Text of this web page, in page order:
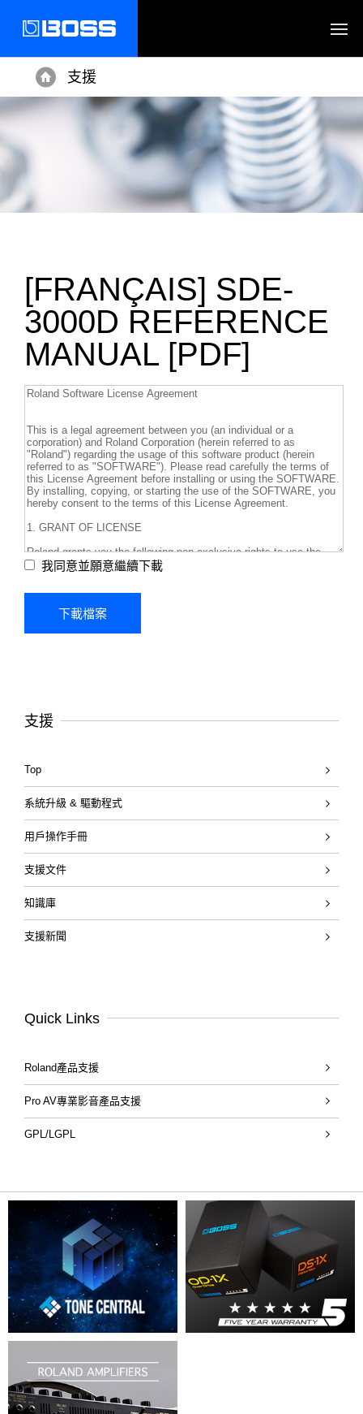
Home
支援
[FRANÇAIS] SDE-
3000D REFERENCE
MANUAL [PDF]
我同意並願意繼續下載
支援
Top
系統升級 & 驅動程式
用戶操作手冊
支援文件
知識庫
支援新聞
Quick Links
Roland產品支援
Pro AV專業影音產品支援
GPL/LGPL